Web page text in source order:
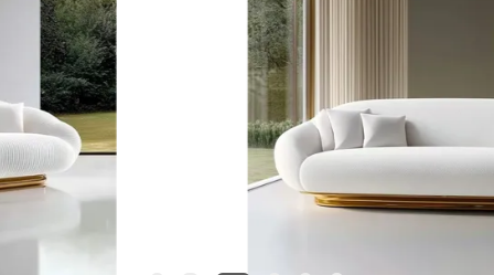
THAM
QUAN
NHÀ
MÁY